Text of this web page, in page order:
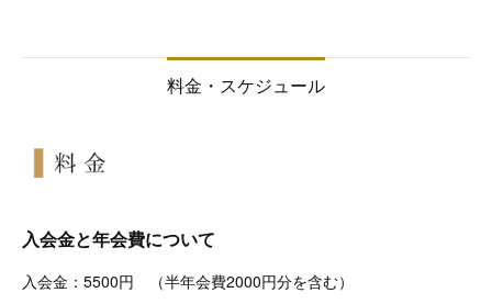
料金・スケジュール
入会金と年会費について
入会金：5500円 （半年会費2000円分を含む）